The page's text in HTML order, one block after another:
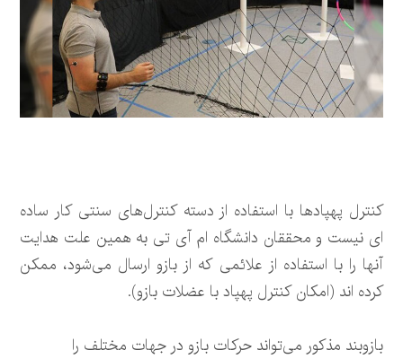
کنترل پهپادها با استفاده از دسته کنترل‌های سنتی کار ساده
ای نیست و محققان دانشگاه ام آی تی به همین علت هدایت
آنها را با استفاده از علائمی که از بازو ارسال می‌شود، ممکن
کرده اند (امکان کنترل پهپاد با عضلات بازو).
بازوبند مذکور می‌تواند حرکات بازو در جهات مختلف را